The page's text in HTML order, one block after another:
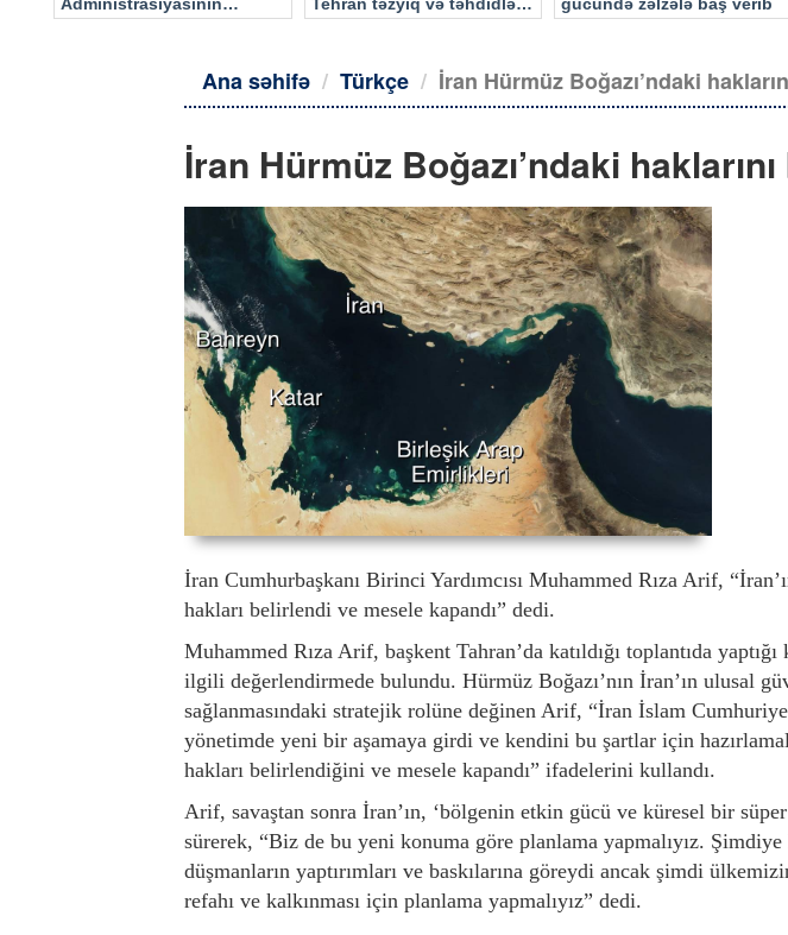
Ana səhifə Türkçe İran Hürmüz Boğazı’ndaki
İran Hürmüz Boğazı’ndaki
İran Cumhurbaşkanı Birinci Yardımcısı Muhammed Rıza Arif,
hakları belirlendi ve mesele kapandı” dedi.
Muhammed Rıza Arif, başkent Tahran’da katıldığı toplantıda
ilgili değerlendirmede bulundu. Hürmüz Boğazı’nın İran’ın ulusal
sağlanmasındaki stratejik rolüne değinen Arif, “İran İslam
yönetimde yeni bir aşamaya girdi ve kendini bu şartlar için
hakları belirlendiğini ve mesele kapandı” ifadelerini kullandı.
Arif, savaştan sonra İran’ın, ‘bölgenin etkin gücü ve küresel bir
sürerek, “Biz de bu yeni konuma göre planlama yapmalıyız.
düşmanların yaptırımları ve baskılarına göreydi ancak şimdi
refahı ve kalkınması için planlama yapmalıyız” dedi.